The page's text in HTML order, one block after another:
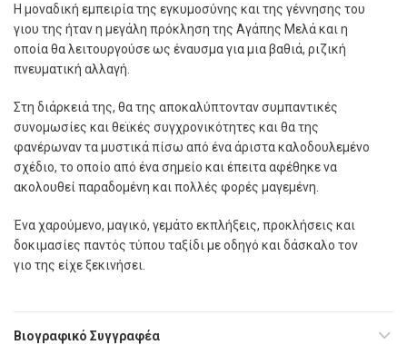
Η μοναδική εμπειρία της εγκυμοσύνης και της γέννησης του
γιου της ήταν η μεγάλη πρόκληση της Αγάπης Μελά και η
οποία θα λειτουργούσε ως έναυσμα για μια βαθιά, ριζική
πνευματική αλλαγή.
Στη διάρκειά της, θα της αποκαλύπτονταν συμπαντικές
συνομωσίες και θεϊκές συγχρονικότητες και θα της
φανέρωναν τα μυστικά πίσω από ένα άριστα καλοδουλεμένο
σχέδιο, το οποίο από ένα σημείο και έπειτα αφέθηκε να
ακολουθεί παραδομένη και πολλές φορές μαγεμένη.
Ένα χαρούμενο, μαγικό, γεμάτο εκπλήξεις, προκλήσεις και
δοκιμασίες παντός τύπου ταξίδι με οδηγό και δάσκαλο τον
γιο της είχε ξεκινήσει.
Βιογραφικό Συγγραφέα